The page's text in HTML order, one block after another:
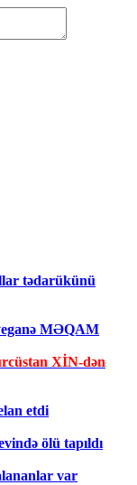
tədarükünü
MƏQAM
XİN-dən
etdi
ölü tapıldı
var